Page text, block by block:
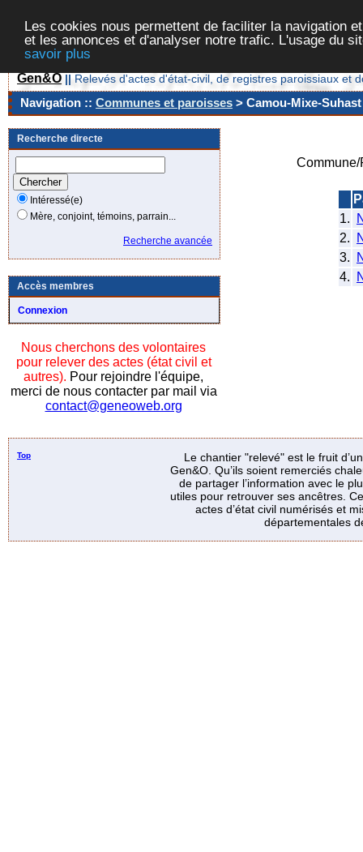
Les cookies nous permettent de faciliter la navigation
et les annonces et d'analyser notre trafic. L'usage du
savoir plus
Gen&O || Relevés d'actes d'état-civil, de registres paroissiaux et
Navigation :: Communes et paroisses > Camou-Mixe-
Recherche directe
Intéressé(e)
Mère, conjoint, témoins, parrain...
Recherche avancée
Accès membres
Connexion
Nous cherchons des volontaires
pour relever des actes (état civil et
autres). Pour rejoindre l'équipe,
merci de nous contacter par mail via
contact@geneoweb.org
1.
2.
3.
4.
Top
Le chantier "relevé" est le fruit
Gen&O. Qu’ils soient remerciés
de partager l’information avec le
utiles pour retrouver ses ancêtres.
actes d’état civil numérisés et
départementales